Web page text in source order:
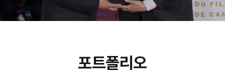
포트폴리오